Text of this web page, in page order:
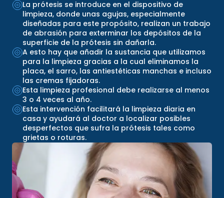
La prótesis se introduce en el dispositivo de
limpieza, donde unas agujas, especialmente
diseñadas para este propósito, realizan un trabajo
de abrasión para exterminar los depósitos de la
superficie de la prótesis sin dañarla.
A esto hay que añadir la sustancia que utilizamos
para la limpieza gracias a la cual eliminamos la
placa, el sarro, las antiestéticas manchas e incluso
las cremas fijadoras.
Esta limpieza profesional debe realizarse al menos
3 o 4 veces al año.
Esta intervención facilitará la limpieza diaria en
casa y ayudará al doctor a localizar posibles
desperfectos que sufra la prótesis tales como
grietas o roturas.